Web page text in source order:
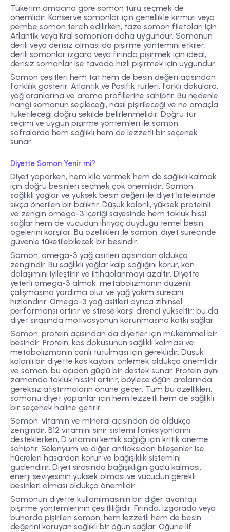
Tüketim amacına göre somon türü seçmek de
önemlidir. Konserve somonlar için genellikle kırmızı veya
pembe somon tercih edilirken, taze somon filetoları için
Atlantik veya Kral somonları daha uygundur. Somonun
derili veya derisiz olması da pişirme yöntemini etkiler;
derili somonlar ızgara veya fırında pişirmek için ideal,
derisiz somonlar ise tavada hızlı pişirmek için uygundur.
Somon çeşitleri hem tat hem de besin değeri açısından
farklılık gösterir. Atlantik ve Pasifik türleri, farklı dokulara,
yağ oranlarına ve aroma profillerine sahiptir. Bu nedenle
hangi somonun seçileceği, nasıl pişirileceği ve ne amaçla
tüketileceği doğru şekilde belirlenmelidir. Doğru tür
seçimi ve uygun pişirme yöntemleri ile somon,
sofralarda hem sağlıklı hem de lezzetli bir seçenek
sunar.
Diyette Somon Yenir mi?
Diyet yaparken, hem kilo vermek hem de sağlıklı kalmak
için doğru besinleri seçmek çok önemlidir. Somon,
sağlıklı yağlar ve yüksek besin değeri ile diyet listelerinde
sıkça önerilen bir balıktır. Düşük kalorili, yüksek proteinli
ve zengin omega-3 içeriği sayesinde hem tokluk hissi
sağlar hem de vücudun ihtiyaç duyduğu temel besin
ögelerini karşılar. Bu özellikleri ile somon, diyet sürecinde
güvenle tüketilebilecek bir besindir.
Somon, omega-3 yağ asitleri açısından oldukça
zengindir. Bu sağlıklı yağlar kalp sağlığını korur, kan
dolaşımını iyileştirir ve iltihaplanmayı azaltır. Diyette
yeterli omega-3 almak, metabolizmanın düzenli
çalışmasına yardımcı olur ve yağ yakım sürecini
hızlandırır. Omega-3 yağ asitleri ayrıca zihinsel
performansı artırır ve strese karşı direnci yükseltir; bu da
diyet sırasında motivasyonun korunmasına katkı sağlar.
Somon, protein açısından da diyetler için mükemmel bir
besindir. Protein, kas dokusunun sağlıklı kalması ve
metabolizmanın canlı tutulması için gereklidir. Düşük
kalorili bir diyette kas kaybını önlemek oldukça önemlidir
ve somon, bu açıdan güçlü bir destek sunar. Protein aynı
zamanda tokluk hissini artırır, böylece öğün aralarında
gereksiz atıştırmaların önüne geçer. Tüm bu özellikleri,
somonu diyet yapanlar için hem lezzetli hem de sağlıklı
bir seçenek haline getirir.
Somon, vitamin ve mineral açısından da oldukça
zengindir. B12 vitamini sinir sistemi fonksiyonlarını
desteklerken, D vitamini kemik sağlığı için kritik öneme
sahiptir. Selenyum ve diğer antioksidan bileşenler ise
hücreleri hasardan korur ve bağışıklık sistemini
güçlendirir. Diyet sırasında bağışıklığın güçlü kalması,
enerji seviyesinin yüksek olması ve vücudun gerekli
besinleri alması oldukça önemlidir.
Somonun diyette kullanılmasının bir diğer avantajı,
pişirme yöntemlerinin çeşitliliğidir. Fırında, ızgarada veya
buharda pişirilen somon, hem lezzetli hem de besin
değerini koruyan sağlıklı bir öğün sağlar. Öğüne lif